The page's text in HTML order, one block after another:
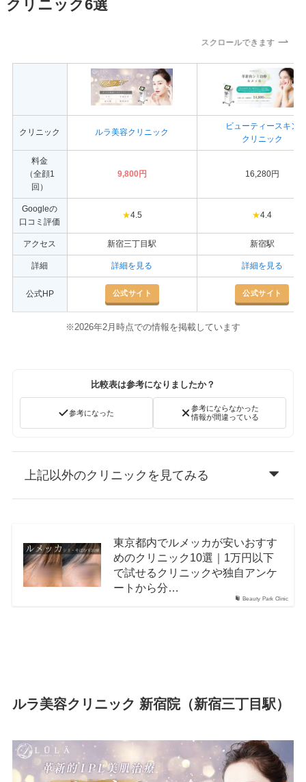
クリニック6選
スクロールできます
クリニック ルラ美容クリニック
ビューティースキン
クリニック
料金
（全顔1
回）
9,800円 16,280円
Googleの
口コミ評価
★4.5 ★4.4
アクセス 新宿三丁目駅 新宿駅
詳細 詳細を見る 詳細を見る
公式HP 公式サイト 公式サイト
※2026年2月時点での情報を掲載しています
比較表は参考になりましたか？
参考になった
参考にならなかった
情報が間違っている
上記以外のクリニックを見てみる
Beauty Park Clinic
東京都内でルメッカが安いおすす
めのクリニック10選｜1万円以下
で試せるクリニックや独自アンケ
ートから分…
ルラ美容クリニック 新宿院（新宿三丁目駅）